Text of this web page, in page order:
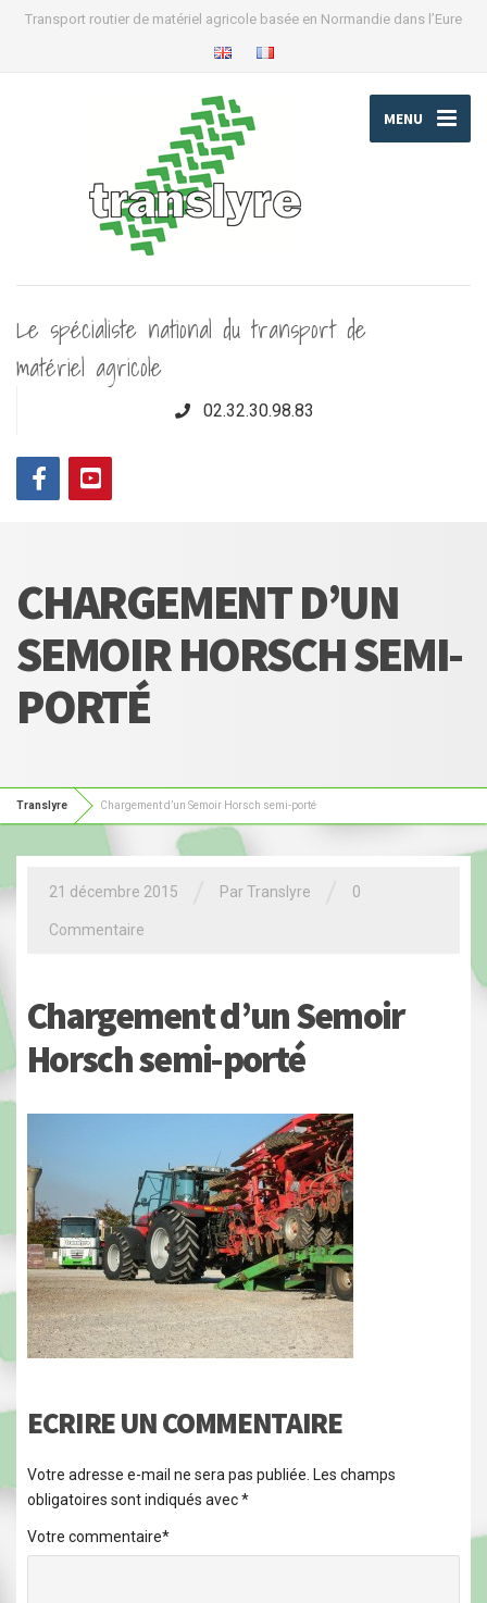
Transport routier de matériel agricole basée en Normandie dans l’Eure
MENU
Le spécialiste national du transport de
matériel agricole
02.32.30.98.83
CHARGEMENT D’UN
SEMOIR HORSCH SEMI-
PORTÉ
Translyre Chargement d’un Semoir Horsch semi-porté
21 décembre 2015 Par Translyre 0
Commentaire
Chargement d’un Semoir
Horsch semi-porté
ECRIRE UN COMMENTAIRE
Votre adresse e-mail ne sera pas publiée. Les champs
obligatoires sont indiqués avec*
Votre commentaire*